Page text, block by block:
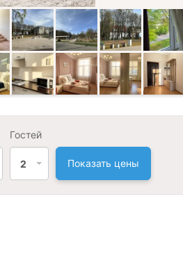
Гостей
2 Показать цены